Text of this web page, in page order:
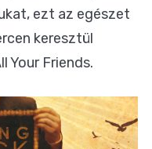
ezt az egészet
keresztül
Your Friends.